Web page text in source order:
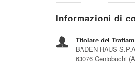
Informazioni di
Titolare del
BADEN HAUS
63076 Centobuchi